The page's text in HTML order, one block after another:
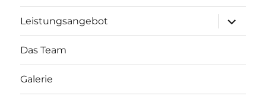
Leistungsangebot
öffnen
Das Team
Galerie